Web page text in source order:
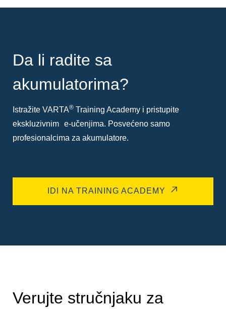
Da li radite sa
akumulatorima?
Istražite VARTA® Training Academy i pristupite
ekskluzivnim e-učenjima. Posvećeno samo
profesionalcima za akumulatore.
IDI NA TRAINING ACADEMY
Verujte stručnjaku za